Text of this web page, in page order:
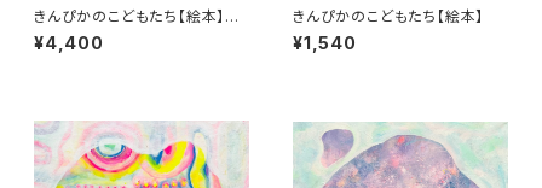
きんぴかのこどもたち【絵本】3
冊セット
¥4,400
きんぴかのこどもたち【絵本】
¥1,540